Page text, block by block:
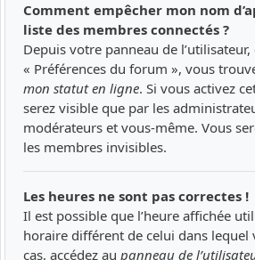
Comment empêcher mon nom
liste des membres connectés ?
Depuis votre panneau de
« Préférences du forum », vous
mon statut en ligne. Si vous activez
serez visible que par les
modérateurs et vous-même. Vous
les membres invisibles.
Les heures ne sont pas correctes !
Il est possible que l’heure affichée
horaire différent de celui dans lequel
cas, accédez au panneau de